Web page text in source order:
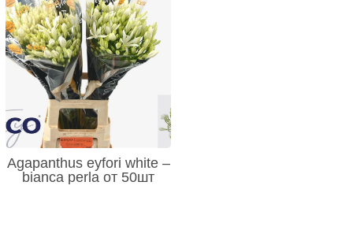
Agapanthus eyfori white –
bianca perla от 50шт